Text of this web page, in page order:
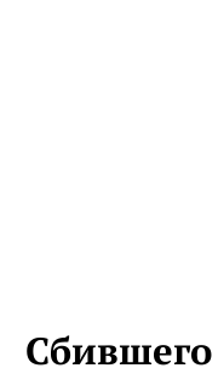
Сбившего